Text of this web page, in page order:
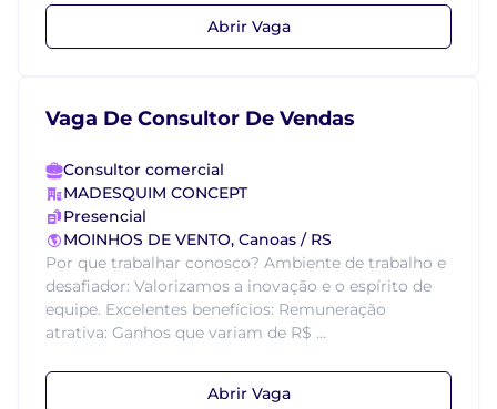
Abrir Vaga
Vaga De Consultor De Vendas
Consultor comercial
MADESQUIM CONCEPT
Presencial
MOINHOS DE VENTO, Canoas / RS
Por que trabalhar conosco? Ambiente de trabalho e
desafiador: Valorizamos a inovação e o espírito de
equipe. Excelentes benefícios: Remuneração
atrativa: Ganhos que variam de R$ ...
Abrir Vaga